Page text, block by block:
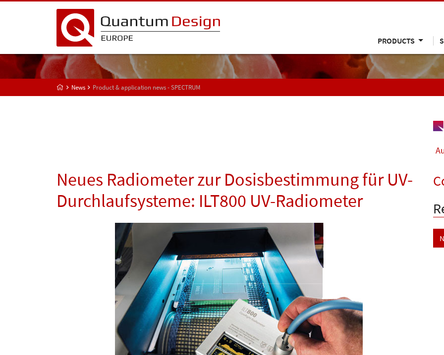
PRODUCTS
News Product & application news - SPECTRUM
Neues Radiometer zur Dosisbestimmung für UV-
Durchlaufsysteme: ILT800 UV-Radiometer